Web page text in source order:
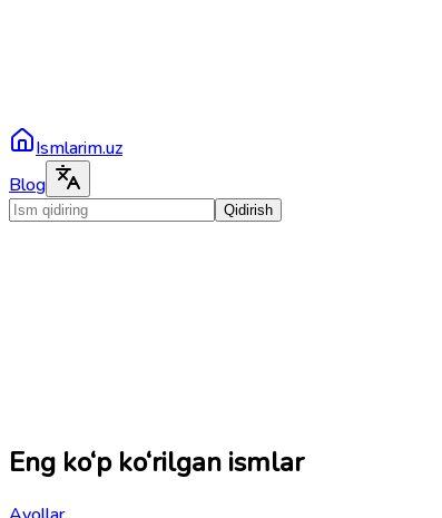
Ismlarim.uz
Blog
Qidirish
Eng ko‘p ko‘rilgan ismlar